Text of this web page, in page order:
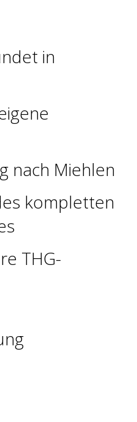
in
nach Miehlen
kompletten
THG-